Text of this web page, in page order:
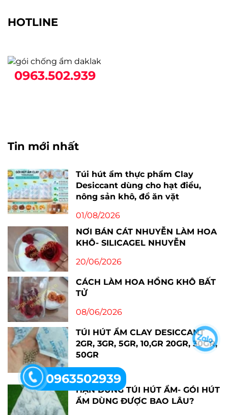
HOTLINE
0963.502.939
Tin mới nhất
Túi hút ẩm thực phẩm Clay
Desiccant dùng cho hạt điều,
nông sản khô, đồ ăn vặt
01/08/2026
NƠI BÁN CÁT NHUYỄN LÀM HOA
KHÔ- SILICAGEL NHUYỄN
20/06/2026
CÁCH LÀM HOA HỒNG KHÔ BẤT
TỬ
08/06/2026
TÚI HÚT ẨM CLAY DESICCANT
2GR, 3GR, 5GR, 10,GR 20GR, 30GR,
50GR
26/05/2026
HẠN DÙNG TÚI HÚT ẨM- GÓI HÚT
ẨM DÙNG ĐƯỢC BAO LÂU?
0963502939